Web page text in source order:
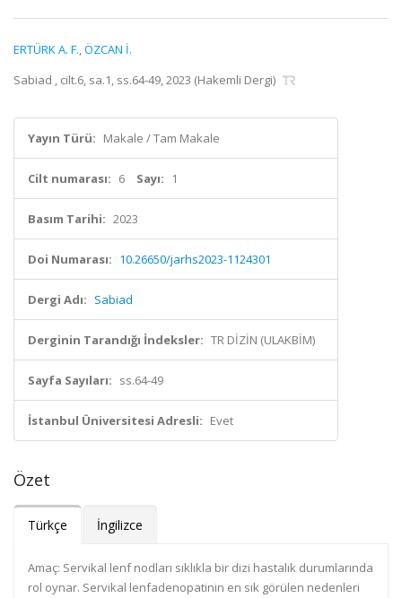
ERTÜRK A. F.,ÖZCAN İ.
Sabiad , cilt.6, sa.1, ss.64-49, 2023 (Hakemli Dergi)
Yayın Türü: Makale / Tam Makale
Cilt numarası: 6 Sayı: 1
Basım Tarihi: 2023
Doi Numarası: 10.26650/jarhs2023-1124301
Dergi Adı: Sabiad
Derginin Tarandığı İndeksler: TR DİZİN (ULAKBİM)
Sayfa Sayıları: ss.64-49
İstanbul Üniversitesi Adresli: Evet
Özet
Türkçe İngilizce
Amaç: Servikal lenf nodları sıklıkla bir dizi hastalık durumlarında
rol oynar. Servikal lenfadenopatinin en sık görülen nedenleri